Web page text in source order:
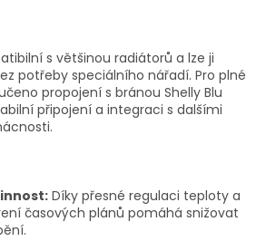
s většinou radiátorů a lze ji
potřeby speciálního nářadí. Pro plné
propojení s bránou Shelly Blu
připojení a integraci s dalšími
Díky přesné regulaci teploty a
časových plánů pomáhá snižovat